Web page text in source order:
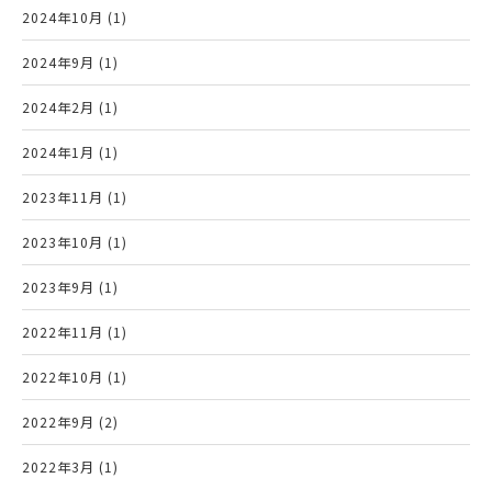
2024年10月 (1)
2024年9月 (1)
2024年2月 (1)
2024年1月 (1)
2023年11月 (1)
2023年10月 (1)
2023年9月 (1)
2022年11月 (1)
2022年10月 (1)
2022年9月 (2)
2022年3月 (1)